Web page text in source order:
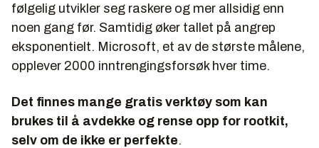
følgelig utvikler seg raskere og mer allsidig enn
noen gang før. Samtidig øker tallet på angrep
eksponentielt. Microsoft, et av de største målene,
opplever 2000 inntrengingsforsøk hver time.
Det finnes mange gratis verktøy som kan
brukes til å avdekke og rense opp for rootkit,
selv om de ikke er perfekte.